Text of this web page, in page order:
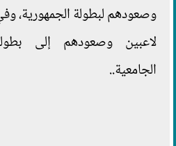
لاعبين وصعودهم إلى
الجامعية..